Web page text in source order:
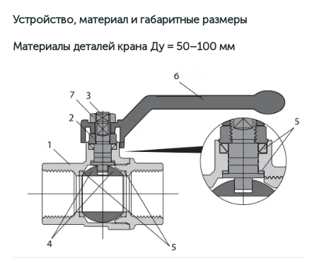
Устройство, материал и габаритные размеры
Материалы деталей крана Ду = 50–100 мм